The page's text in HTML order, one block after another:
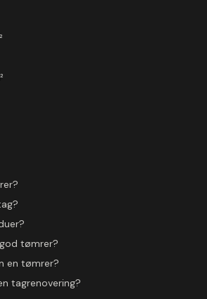
tømrer?
en tømrer?
tagrenovering?